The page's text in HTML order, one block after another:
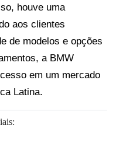
houve uma
aos clientes
de modelos e opções
a BMW
em um mercado
Latina.